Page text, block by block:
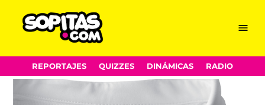
Skip
to
Menu
REPORTAJES QUIZZES DINÁMICAS RADIO